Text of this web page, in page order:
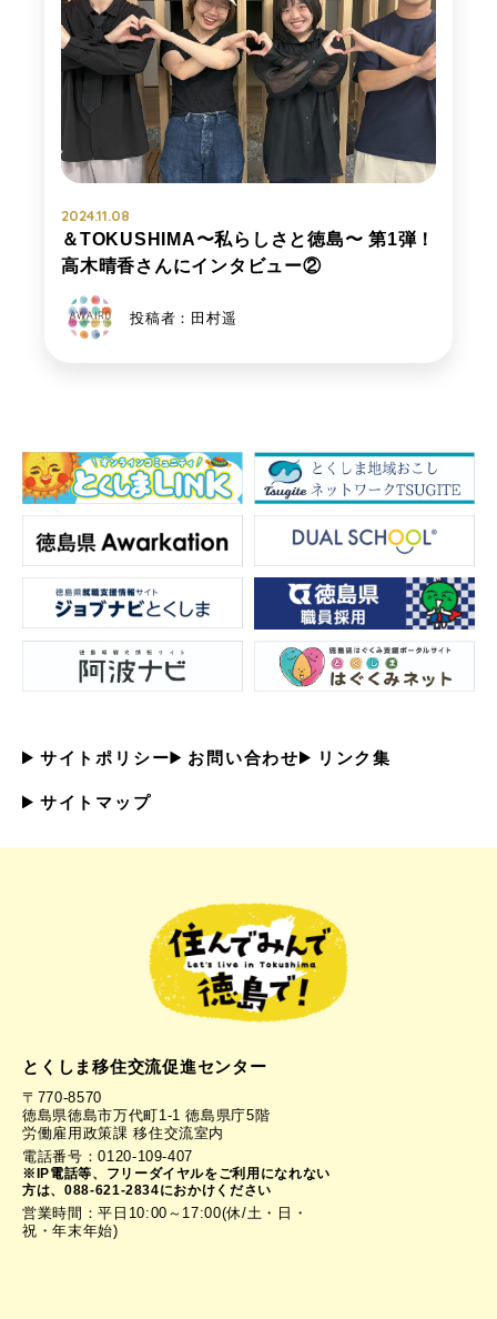
2024.11.08
＆TOKUSHIMA〜私らしさと徳島〜 第1弾！
高木晴香さんにインタビュー②
投稿者：田村遥
サイトポリシー お問い合わせ リンク集
サイトマップ
とくしま移住交流促進センター
〒770-8570
徳島県徳島市万代町1-1 徳島県庁5階
労働雇用政策課 移住交流室内
電話番号：0120-109-407
※IP電話等、フリーダイヤルをご利用になれない
方は、088-621-2834におかけください
営業時間：平日10:00～17:00(休/土・日・
祝・年末年始)